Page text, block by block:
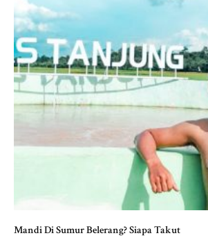
Mandi Di Sumur Belerang? Siapa Takut